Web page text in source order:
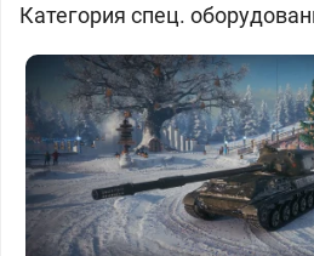
Категория спец.